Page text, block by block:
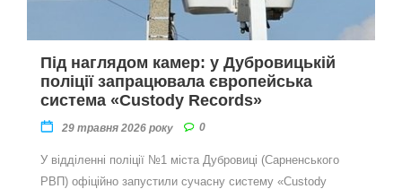
Під наглядом камер: у Дубровицькій
поліції запрацювала європейська
система «Custody Records»
29 травня 2026 року 0
У відділенні поліції №1 міста Дубровиці (Сарненського
РВП) офіційно запустили сучасну систему «Custody